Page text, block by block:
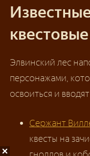
Элвинский лес
персонажами,
освоиться и
Сержант
квесты на